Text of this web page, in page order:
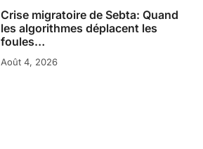
Crise migratoire de Sebta: Quand
les algorithmes déplacent les
foules…
Août 4, 2026